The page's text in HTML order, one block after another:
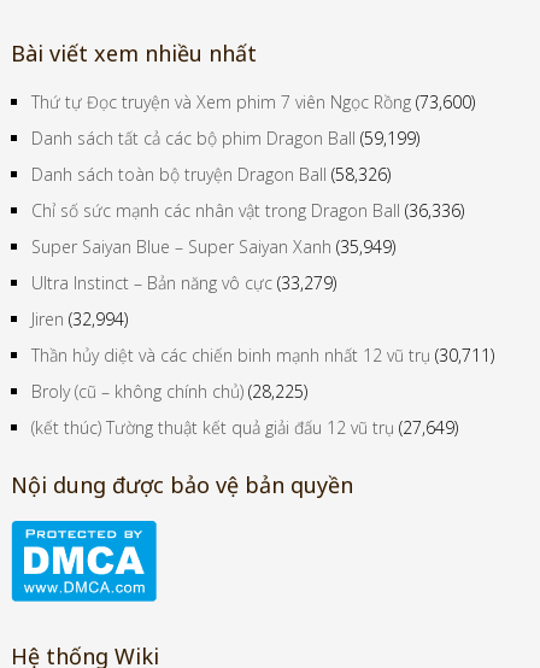
Bài viết xem nhiều nhất
Thứ tự Đọc truyện và Xem phim 7 viên Ngọc Rồng (73,600)
Danh sách tất cả các bộ phim Dragon Ball (59,199)
Danh sách toàn bộ truyện Dragon Ball (58,326)
Chỉ số sức mạnh các nhân vật trong Dragon Ball (36,336)
Super Saiyan Blue – Super Saiyan Xanh (35,949)
Ultra Instinct – Bản năng vô cực (33,279)
Jiren (32,994)
Thần hủy diệt và các chiến binh mạnh nhất 12 vũ trụ (30,711)
Broly (cũ – không chính chủ) (28,225)
(kết thúc) Tường thuật kết quả giải đấu 12 vũ trụ (27,649)
Nội dung được bảo vệ bản quyền
Hệ thống Wiki